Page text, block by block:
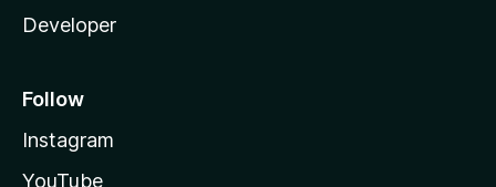
Developer
Follow
Instagram
YouTube